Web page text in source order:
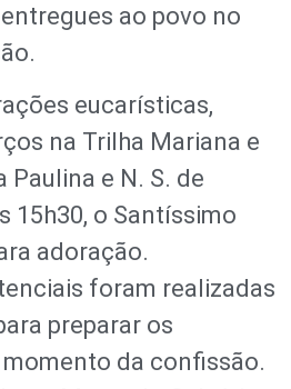
ao povo no
eucarísticas,
na Trilha Mariana e
Paulina e N. S. de
15h30, o Santíssimo
adoração.
foram realizadas
preparar os
da confissão.